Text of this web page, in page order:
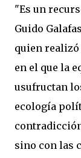
"Es un
Guido
quien
en el que la
usufructan
ecología
sino con las